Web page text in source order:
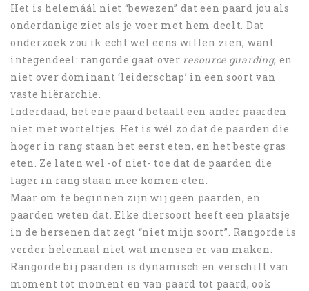
Het is helemáál niet “bewezen” dat een paard jou als
onderdanige ziet als je voer met hem deelt. Dat
onderzoek zou ik echt wel eens willen zien, want
integendeel: rangorde gaat overresource guarding, en
niet over dominant ‘leiderschap’ in een soort van
vaste hiërarchie.
Inderdaad, het ene paard betaalt een ander paarden
niet met worteltjes. Het is wél zo dat de paarden die
hoger in rang staan het eerst eten, en het beste gras
eten. Ze laten wel -of niet- toe dat de paarden die
lager in rang staan mee komen eten.
Maar om te beginnen zijn wij geen paarden, en
paarden weten dat. Elke diersoort heeft een plaatsje
in de hersenen dat zegt “niet mijn soort”. Rangorde is
verder helemaal niet wat mensen er van maken.
Rangorde bij paarden is dynamisch en verschilt van
moment tot moment en van paard tot paard, ook